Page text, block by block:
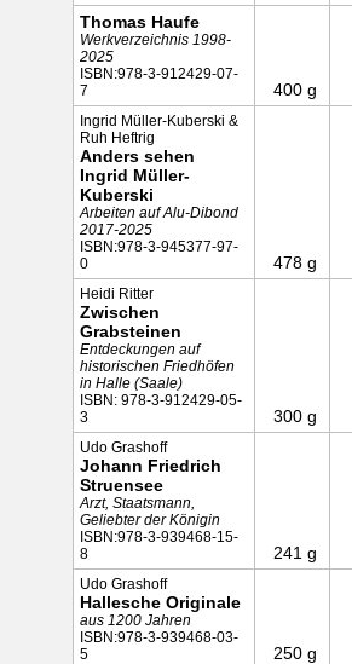
Thomas Haufe
Werkverzeichnis 1998-
2025
ISBN:978-3-912429-07-
7
400 g
Ingrid Müller-Kuberski &
Ruh Heftrig
Anders sehen
Ingrid Müller-
Kuberski
Arbeiten auf Alu-Dibond
2017-2025
ISBN:978-3-945377-97-
0
478 g
Heidi Ritter
Zwischen
Grabsteinen
Entdeckungen auf
historischen Friedhöfen
in Halle (Saale)
ISBN: 978-3-912429-05-
3
300 g
Udo Grashoff
Johann Friedrich
Struensee
Arzt, Staatsmann,
Geliebter der Königin
ISBN:978-3-939468-15-
8
241 g
Udo Grashoff
Hallesche Originale
aus 1200 Jahren
ISBN:978-3-939468-03-
5
250 g